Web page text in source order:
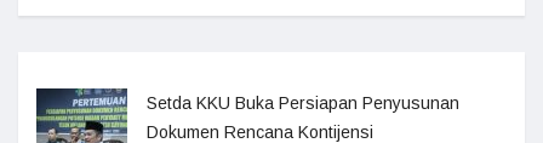
Setda KKU Buka Persiapan Penyusunan
Dokumen Rencana Kontijensi